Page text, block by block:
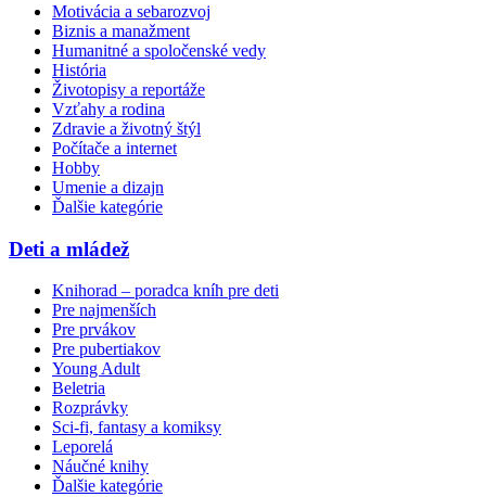
Motivácia a sebarozvoj
Biznis a manažment
Humanitné a spoločenské vedy
História
Životopisy a reportáže
Vzťahy a rodina
Zdravie a životný štýl
Počítače a internet
Hobby
Umenie a dizajn
Ďalšie kategórie
Deti a mládež
Knihorad – poradca kníh pre deti
Pre najmenších
Pre prvákov
Pre pubertiakov
Young Adult
Beletria
Rozprávky
Sci-fi, fantasy a komiksy
Leporelá
Náučné knihy
Ďalšie kategórie